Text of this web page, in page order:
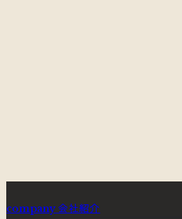
company 会社紹介